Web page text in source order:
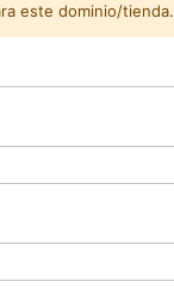
este dominio/tienda.